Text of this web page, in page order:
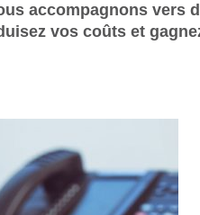
accompagnons vers
vos coûts et